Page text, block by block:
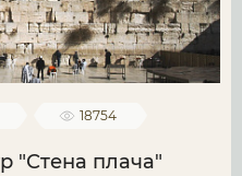
18754
"Стена плача"